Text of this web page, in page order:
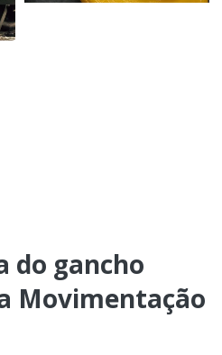
do gancho
Movimentação